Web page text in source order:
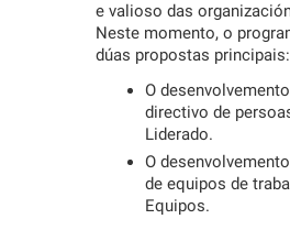
e valioso das
Neste momento, o
dúas propostas principais:
O
directivo de
Liderado.
O
de equipos de
Equipos.